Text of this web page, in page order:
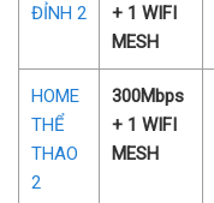
ĐỈNH 2
+ 1 WIFI
MESH
HOME
THỂ
THAO
2
300Mbps
+ 1 WIFI
MESH